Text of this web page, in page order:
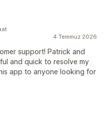
4 Temmuz 2026
support! Patrick and
and quick to resolve my
app to anyone looking for